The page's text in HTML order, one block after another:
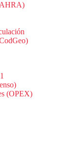
(OPEX)